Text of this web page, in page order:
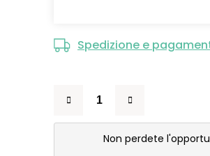
Spedizione e
Non perdete